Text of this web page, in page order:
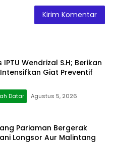
Wendrizal S.H; Berikan
Giat Preventif
Datar Agustus 5, 2026
Pariaman Bergerak
Longsor Aur Malintang